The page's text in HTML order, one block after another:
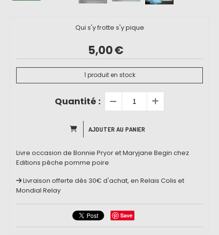
Qui s'y frotte s'y pique
5,00€
1 produit en stock
Quantité :
AJOUTER AU PANIER
Livre occasion de Bonnie Pryor et Maryjane Begin chez
Editions pêche pomme poire
Livraison offerte dès 30€ d'achat, en Relais Colis et
Mondial Relay
Save